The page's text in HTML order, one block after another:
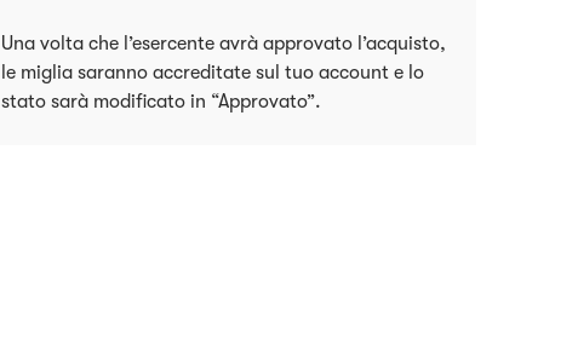
Una volta che l’esercente avrà approvato l’acquisto,
le miglia saranno accreditate sul tuo account e lo
stato sarà modificato in “Approvato”.